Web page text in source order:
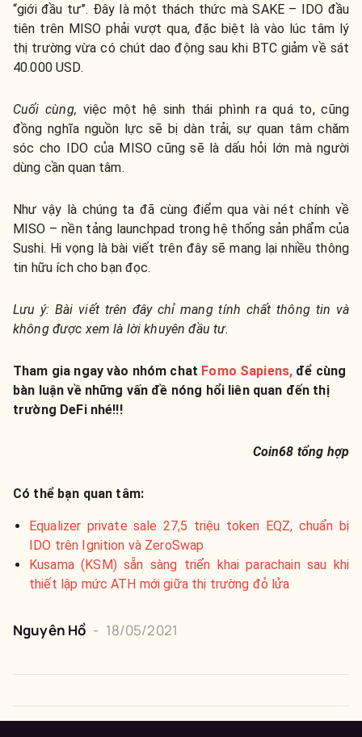
“giới đầu tư”. Đây là một thách thức mà SAKE – IDO đầu
tiên trên MISO phải vượt qua, đặc biệt là vào lúc tâm lý
thị trường vừa có chút dao động sau khi BTC giảm về sát
40.000 USD.
Cuối cùng, việc một hệ sinh thái phình ra quá to, cũng
đồng nghĩa nguồn lực sẽ bị dàn trải, sự quan tâm chăm
sóc cho IDO của MISO cũng sẽ là dấu hỏi lớn mà người
dùng cần quan tâm.
Như vậy là chúng ta đã cùng điểm qua vài nét chính về
MISO – nền tảng launchpad trong hệ thống sản phẩm của
Sushi. Hi vọng là bài viết trên đây sẽ mang lại nhiều thông
tin hữu ích cho bạn đọc.
Lưu ý: Bài viết trên đây chỉ mang tính chất thông tin và
không được xem là lời khuyên đầu tư.
Tham gia ngay vào nhóm chat Fomo Sapiens, để cùng
bàn luận về những vấn đề nóng hổi liên quan đến thị
trường DeFi nhé!!!
Coin68 tổng hợp
Có thể bạn quan tâm:
Equalizer private sale 27,5 triệu token EQZ, chuẩn bị
IDO trên Ignition và ZeroSwap
Kusama (KSM) sẵn sàng triển khai parachain sau khi
thiết lập mức ATH mới giữa thị trường đỏ lửa
Nguyên Hồ - 18/05/2021